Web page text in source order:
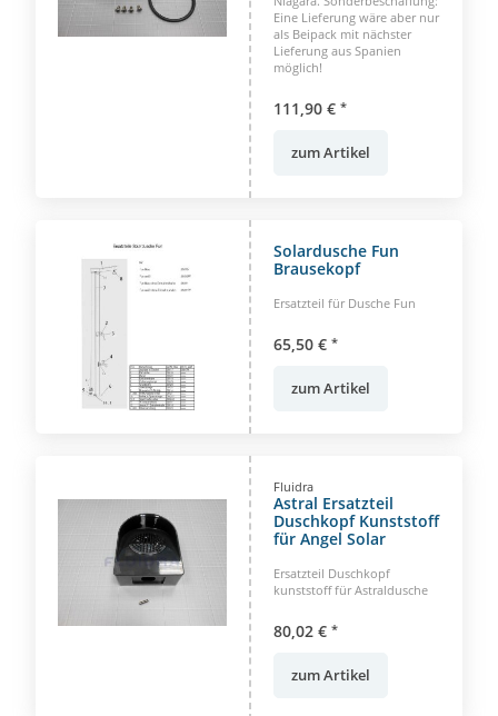
Eine Lieferung wäre aber nur
als Beipack mit nächster
Lieferung aus Spanien
möglich!
111,90 € *
zum Artikel
Solardusche Fun
Brausekopf
Ersatzteil für Dusche Fun
65,50 € *
zum Artikel
Fluidra
Astral Ersatzteil
Duschkopf Kunststoff
für Angel Solar
Ersatzteil Duschkopf
kunststoff für Astraldusche
80,02 € *
zum Artikel